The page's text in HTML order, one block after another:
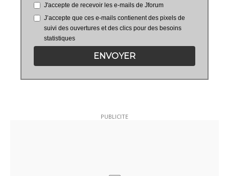
J'accepte de recevoir les e-mails de Jforum
J’accepte que ces e-mails contienent des pixels de
suivi des ouvertures et des clics pour des besoins
statistiques
ENVOYER